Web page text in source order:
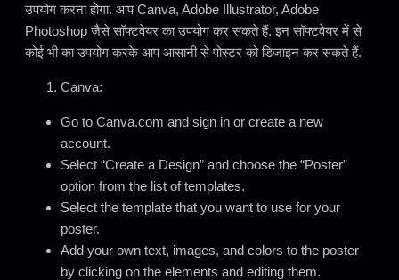
उपयोग करना होगा. आप Canva, Adobe Illustrator, Adobe
Photoshop जैसे सॉफ्टवेयर का उपयोग कर सकते हैं. इन सॉफ्टवेयर में से
कोई भी का उपयोग करके आप आसानी से पोस्टर को डिजाइन कर सकते हैं.
Canva:
Go to Canva.com and sign in or create a new
account.
Select “Create a Design” and choose the “Poster”
option from the list of templates.
Select the template that you want to use for your
poster.
Add your own text, images, and colors to the poster
by clicking on the elements and editing them.